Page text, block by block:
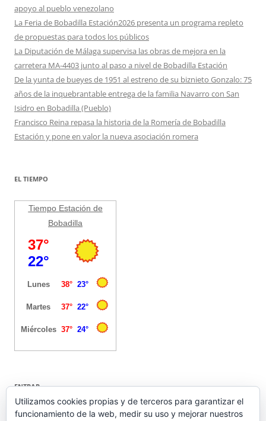
apoyo al pueblo venezolano
La Feria de Bobadilla Estación2026 presenta un programa repleto
de propuestas para todos los públicos
La Diputación de Málaga supervisa las obras de mejora en la
carretera MA-4403 junto al paso a nivel de Bobadilla Estación
De la yunta de bueyes de 1951 al estreno de su biznieto Gonzalo: 75
años de la inquebrantable entrega de la familia Navarro con San
Isidro en Bobadilla (Pueblo)
Francisco Reina repasa la historia de la Romería de Bobadilla
Estación y pone en valor la nueva asociación romera
EL TIEMPO
Tiempo Estación de
Bobadilla
ENTRAR
Acceder
Utilizamos cookies propias y de terceros para garantizar el
funcionamiento de la web, medir su uso y mejorar nuestros